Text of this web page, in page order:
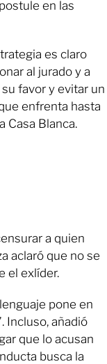
en las
es claro
al jurado y a
favor y evitar un
enfrenta hasta
Casa Blanca.
a quien
aclaró que no se
el exlíder.
pone en
Incluso, añadió
que lo acusan
busca la